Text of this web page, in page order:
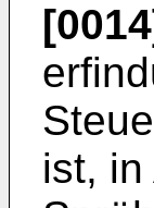
ist,